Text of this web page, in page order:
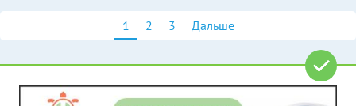
1 2 3 Дальше